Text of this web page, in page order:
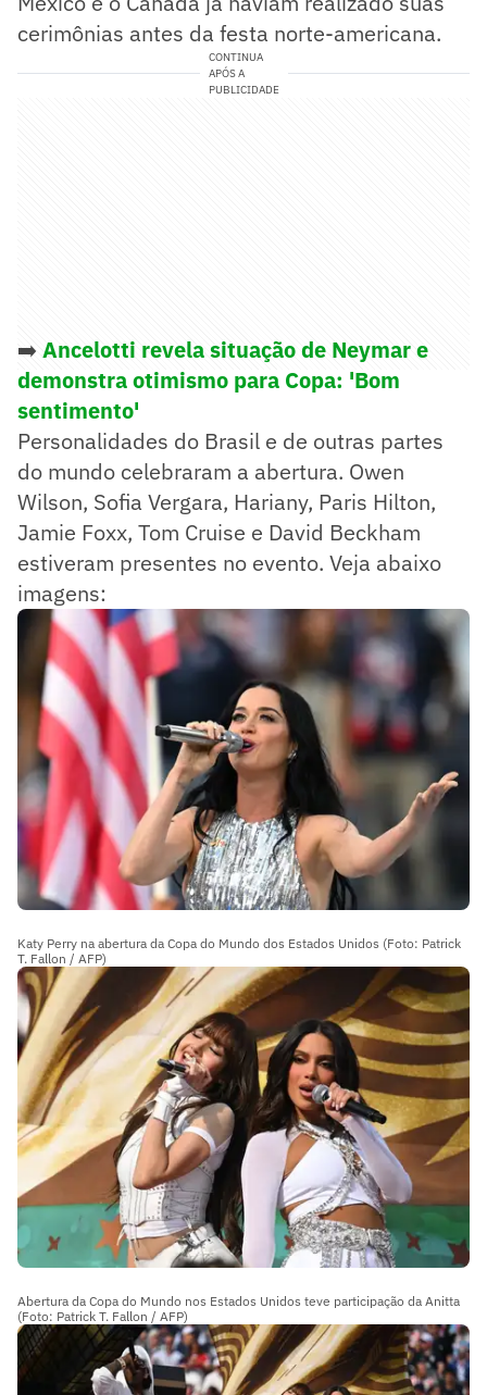
cerimônias antes da festa norte-americana.
CONTINUA
APÓS A
PUBLICIDADE
➡️ Ancelotti revela situação de Neymar e
demonstra otimismo para Copa: 'Bom
sentimento'
Personalidades do Brasil e de outras partes
do mundo celebraram a abertura. Owen
Wilson, Sofia Vergara, Hariany, Paris Hilton,
Jamie Foxx, Tom Cruise e David Beckham
estiveram presentes no evento. Veja abaixo
imagens:
Katy Perry na abertura da Copa do Mundo dos Estados Unidos (Foto: Patrick
T. Fallon / AFP)
Abertura da Copa do Mundo nos Estados Unidos teve participação da Anitta
(Foto: Patrick T. Fallon / AFP)